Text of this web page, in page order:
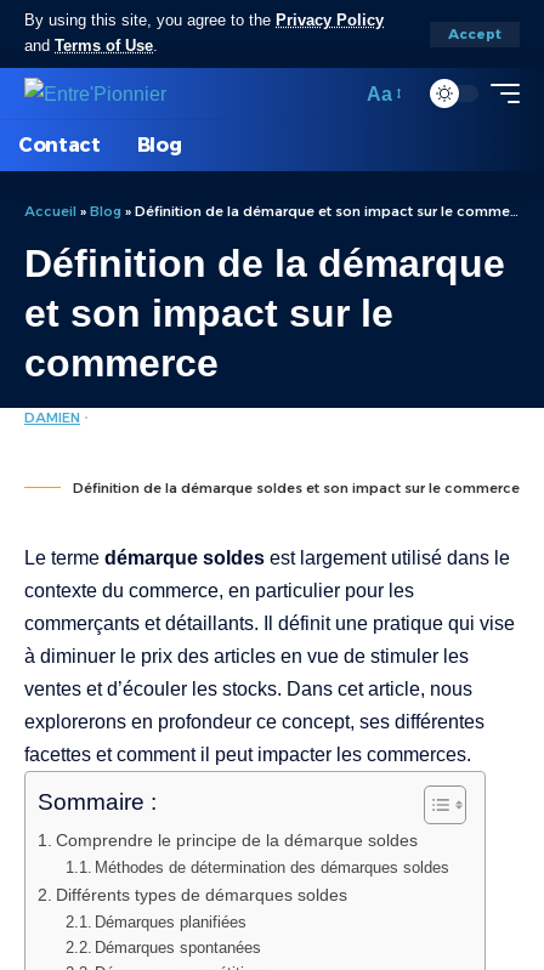
By using this site, you agree to the Privacy Policy
and Terms of Use.
Accept
Aa
Contact Blog
Accueil » Blog » Définition de la démarque et son impact sur le commerce
Définition de la démarque
et son impact sur le
commerce
DAMIEN
Définition de la démarque soldes et son impact sur le commerce
Le terme démarque soldes est largement utilisé dans le
contexte du commerce, en particulier pour les
commerçants et détaillants. Il définit une pratique qui vise
à diminuer le prix des articles en vue de stimuler les
ventes et d’écouler les stocks. Dans cet article, nous
explorerons en profondeur ce concept, ses différentes
facettes et comment il peut impacter les commerces.
Sommaire :
Comprendre le principe de la démarque soldes
Méthodes de détermination des démarques soldes
Différents types de démarques soldes
Démarques planifiées
Démarques spontanées